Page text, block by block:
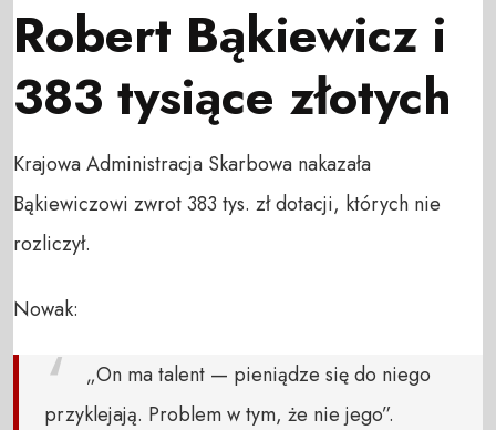
Robert Bąkiewicz i
383 tysiące złotych
Krajowa Administracja Skarbowa nakazała
Bąkiewiczowi zwrot 383 tys. zł dotacji, których nie
rozliczył.
Nowak:
„On ma talent — pieniądze się do niego
przyklejają. Problem w tym, że nie jego”.